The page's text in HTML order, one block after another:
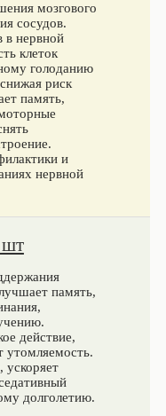
мозгового
сосудов.
в нервной
клеток
голоданию
риск
память,
и
нервной
шт
память,
действие,
утомляемость.
долголетию.